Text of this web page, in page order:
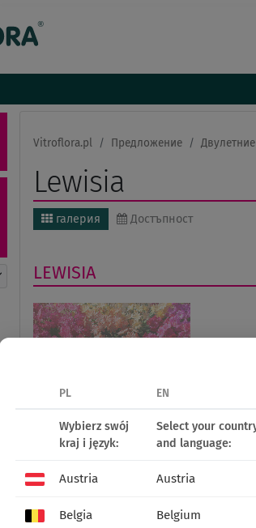
Vitroflora.pl Предложение
Lewisia
галерия Достъпност
LEWISIA
75011
PL EN
Wybierz swój
kraj i język:
Select your
and language:
Austria Austria
Belgia Belgium